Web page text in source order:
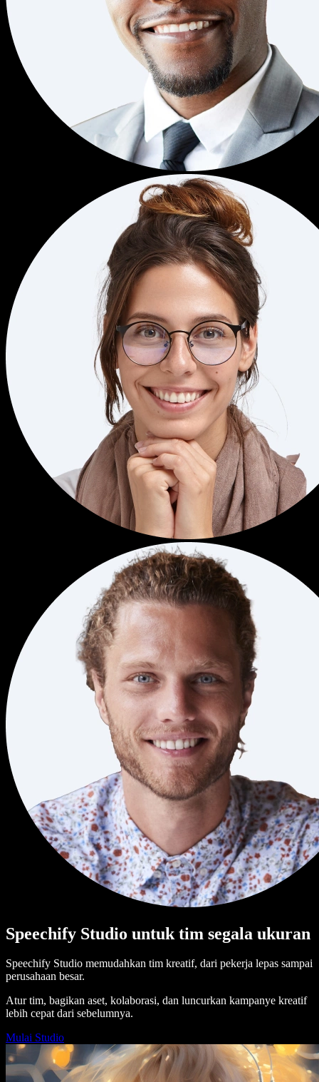
Speechify Studio untuk tim segala ukuran
Speechify Studio memudahkan tim kreatif, dari pekerja lepas sampai
perusahaan besar.
Atur tim, bagikan aset, kolaborasi, dan luncurkan kampanye kreatif
lebih cepat dari sebelumnya.
Mulai Studio